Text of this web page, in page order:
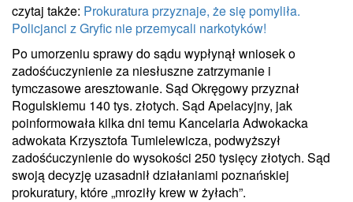
czytaj także: Prokuratura przyznaje, że się pomyliła.
Policjanci z Gryfic nie przemycali narkotyków!
Po umorzeniu sprawy do sądu wypłynął wniosek o
zadośćuczynienie za niesłuszne zatrzymanie i
tymczasowe aresztowanie. Sąd Okręgowy przyznał
Rogulskiemu 140 tys. złotych. Sąd Apelacyjny, jak
poinformowała kilka dni temu Kancelaria Adwokacka
adwokata Krzysztofa Tumielewicza, podwyższył
zadośćuczynienie do wysokości 250 tysięcy złotych. Sąd
swoją decyzję uzasadnił działaniami poznańskiej
prokuratury, które „mroziły krew w żyłach”.